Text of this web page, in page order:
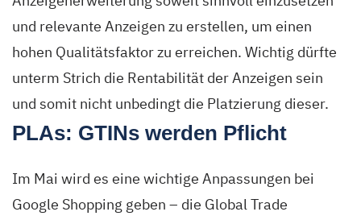
und relevante Anzeigen zu erstellen, um einen
hohen Qualitätsfaktor zu erreichen. Wichtig dürfte
unterm Strich die Rentabilität der Anzeigen sein
und somit nicht unbedingt die Platzierung dieser.
PLAs: GTINs werden Pflicht
Im Mai wird es eine wichtige Anpassungen bei
Google Shopping geben – die Global Trade